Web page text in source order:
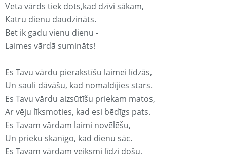
Veta vārds tiek dots,kad dzīvi sākam,
Katru dienu daudzināts.
Bet ik gadu vienu dienu -
Laimes vārdā sumināts!
Es Tavu vārdu pierakstīšu laimei līdzās,
Un sauli dāvāšu, kad nomaldījies stars.
Es Tavu vārdu aizsūtīšu priekam matos,
Ar vēju līksmoties, kad esi bēdīgs pats.
Es Tavam vārdam laimi novēlēšu,
Un prieku skanīgo, kad dienu sāc.
Es Tavam vārdam veiksmi līdzi došu,